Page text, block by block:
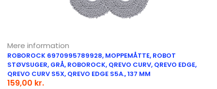
Mere information
ROBOROCK 6970995789928, MOPPEMÅTTE, ROBOT
STØVSUGER, GRÅ, ROBOROCK, QREVO CURV, QREVO EDGE,
QREVO CURV S5X, QREVO EDGE S5A., 137 MM
159,00 kr.